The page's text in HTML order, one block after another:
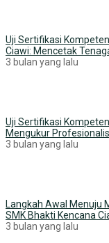
Uji Sertifikasi
Ciawi: Mencetak
3 bulan yang lalu
Uji Sertifikasi
Mengukur
3 bulan yang lalu
Langkah Awal Menuju
SMK Bhakti Kencana
3 bulan yang lalu